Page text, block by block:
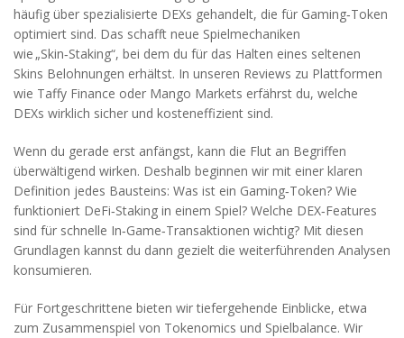
häufig über spezialisierte DEXs gehandelt, die für Gaming‑Token
optimiert sind. Das schafft neue Spielmechaniken
wie „Skin‑Staking“, bei dem du für das Halten eines seltenen
Skins Belohnungen erhältst. In unseren Reviews zu Plattformen
wie Taffy Finance oder Mango Markets erfährst du, welche
DEXs wirklich sicher und kosteneffizient sind.
Wenn du gerade erst anfängst, kann die Flut an Begriffen
überwältigend wirken. Deshalb beginnen wir mit einer klaren
Definition jedes Bausteins: Was ist ein Gaming‑Token? Wie
funktioniert DeFi‑Staking in einem Spiel? Welche DEX‑Features
sind für schnelle In‑Game‑Transaktionen wichtig? Mit diesen
Grundlagen kannst du dann gezielt die weiterführenden Analysen
konsumieren.
Für Fortgeschrittene bieten wir tiefergehende Einblicke, etwa
zum Zusammenspiel von Tokenomics und Spielbalance. Wir